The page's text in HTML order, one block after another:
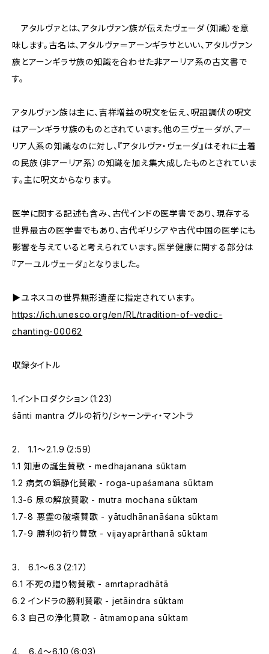
アタルヴァとは、アタルヴァン族が伝えたヴェーダ（知識）を意
味します。古名は、アタルヴァ＝アーンギラサといい、アタルヴァン
族とアーンギラサ族の知識を合わせた非アーリア系の古文書で
す。
アタルヴァン族は主に、吉祥増益の呪文を伝え、呪詛調伏の呪文
はアーンギラサ族のものとされています。他の三ヴェーダが、アー
リア人系の知識なのに対し、『アタルヴァ・ヴェーダ』はそれに土着
の民族（非アーリア系）の知識を加え集大成したものとされていま
す。主に呪文からなります。
医学に関する記述も含み、古代インドの医学書であり、現存する
世界最古の医学書でもあり、古代ギリシアや古代中国の医学にも
影響を与えていると考えられています。医学健康に関する部分は
『アーユルヴェーダ』となりました。
▶ユネスコの世界無形遺産に指定されています。
https://ich.unesco.org/en/RL/tradition-of-vedic-
chanting-00062
収録タイトル
1.イントロダクション（1:23）
śānti mantra グルの祈り/シャーンティ・マントラ
2. 1.1～2.1.9（2:59）
1.1 知恵の誕生賛歌 - medhajanana sūktam
1.2 病気の鎮静化賛歌 - roga-upaśamana sūktam
1.3-6 尿の解放賛歌 - mutra mochana sūktam
1.7-8 悪霊の破壊賛歌 - yātudhānanāśana sūktam
1.7-9 勝利の祈り賛歌 - vijayaprārthanā sūktam
3. 6.1～6.3（2:17）
6.1 不死の贈り物賛歌 - amrtapradhātā
6.2 インドラの勝利賛歌 - jetāindra sūktam
6.3 自己の浄化賛歌 - ātmamopana sūktam
4. 6.4～6.10（6:03）